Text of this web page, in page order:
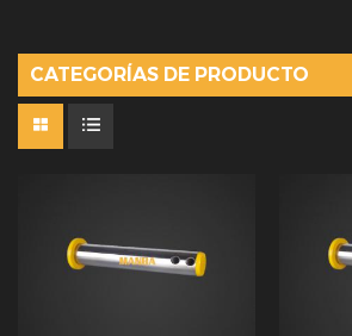
CATEGORÍAS DE PRODUCTO